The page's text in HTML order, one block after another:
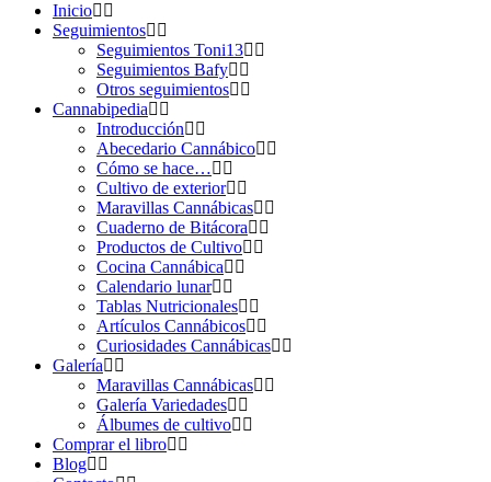
Inicio
Seguimientos
Seguimientos Toni13
Seguimientos Bafy
Otros seguimientos
Cannabipedia
Introducción
Abecedario Cannábico
Cómo se hace…
Cultivo de exterior
Maravillas Cannábicas
Cuaderno de Bitácora
Productos de Cultivo
Cocina Cannábica
Calendario lunar
Tablas Nutricionales
Artículos Cannábicos
Curiosidades Cannábicas
Galería
Maravillas Cannábicas
Galería Variedades
Álbumes de cultivo
Comprar el libro
Blog